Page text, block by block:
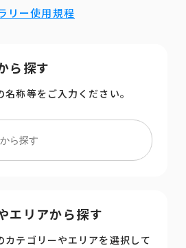
リー使用規程
ら探す
称等をご入力ください。
エリアから探す
カテゴリーやエリアを選択して